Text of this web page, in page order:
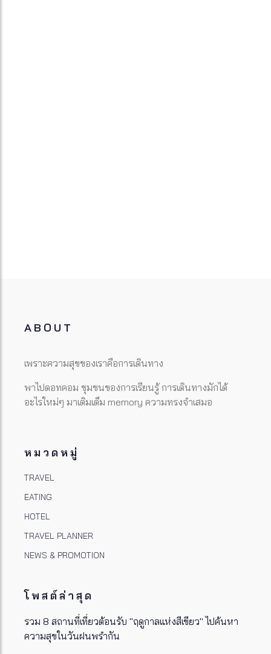
ABOUT
เพราะความสุขของเราคือการเดินทาง
พาไปดอทคอม ชุมชนของการเรียนรู้ การเดินทางมักได้
อะไรใหม่ๆ มาเติมเต็ม memory ความทรงจำเสมอ
หมวดหมู่
TRAVEL
EATING
HOTEL
TRAVEL PLANNER
NEWS & PROMOTION
โพสต์ล่าสุด
รวม 8 สถานที่เที่ยวต้อนรับ "ฤดูกาลแห่งสีเขียว" ไปค้นหา
ความสุขในวันฝนพรำกัน